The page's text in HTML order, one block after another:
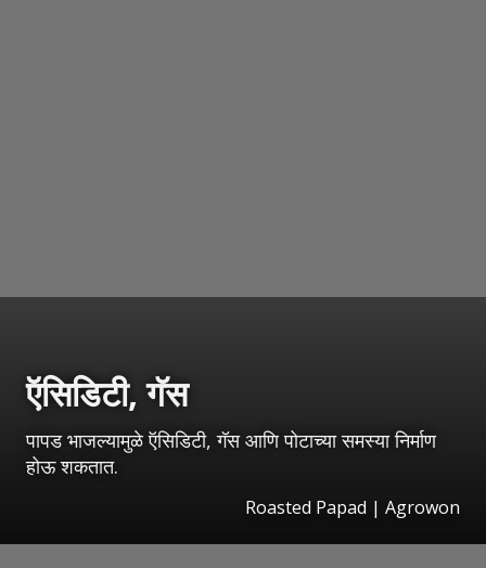
ऍसिडिटी, गॅस
पापड भाजल्यामुळे ऍसिडिटी, गॅस आणि पोटाच्या समस्या निर्माण
होऊ शकतात.
Roasted Papad | Agrowon